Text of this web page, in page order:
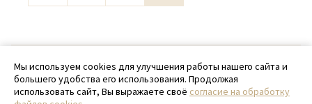
© 2020 - 2026 SamPack
+ 7 (918) 699-97-87
Мы используем cookies для улучшения работы нашего сайта и
большего удобства его использования. Продолжая
использовать сайт, Вы выражаете своё согласие на обработку